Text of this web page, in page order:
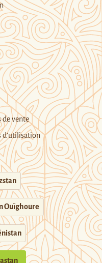
de vente
d’utilisation
Ouïghoure